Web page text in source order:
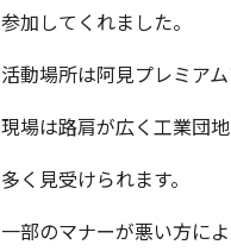
参加してくれました。
活動場所は阿見プレミア
現場は路肩が広く工業団
多く見受けられます。
一部のマナーが悪い方に